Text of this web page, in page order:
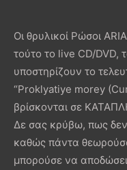
Οι θρυλικοί Ρώσοι
τούτο το live CD/DVD,
υποστηρίζουν το
“Proklyatiye morey
βρίσκονται σε
Δε σας κρύβω, πως δεν
καθώς πάντα
μπορούσε να